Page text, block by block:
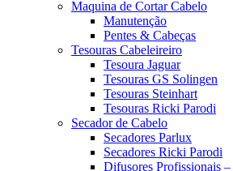
Maquina de Cortar Cabelo
Manutenção
Pentes & Cabeças
Tesouras Cabeleireiro
Tesoura Jaguar
Tesouras GS Solingen
Tesouras Steinhart
Tesouras Ricki Parodi
Secador de Cabelo
Secadores Parlux
Secadores Ricki Parodi
Difusores Profissionais